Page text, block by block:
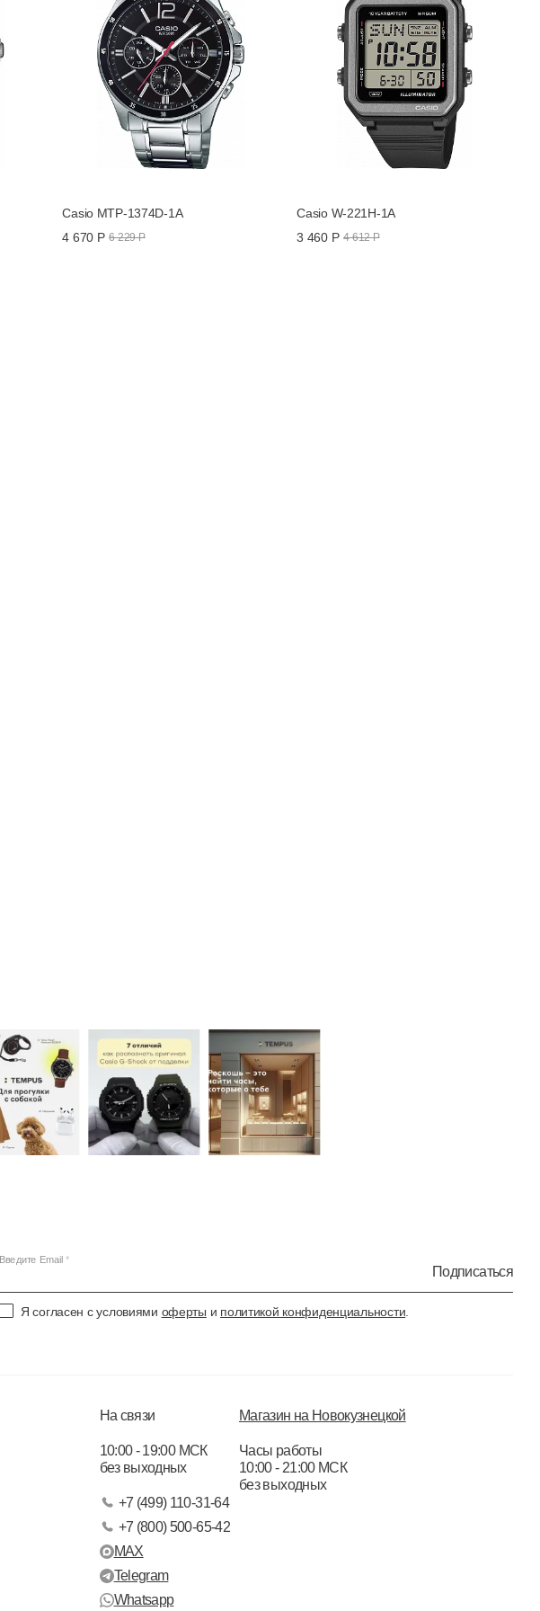
Casio MTP-1374D-1A
4 670 Р 6 229 Р
Casio W-221H-1A
3 460 Р 4 612 Р
Введите Email
Подписаться
Я согласен с условиями оферты и политикой конфиденциальности.
На связи
10:00 - 19:00 МСК
без выходных
+7 (499) 110-31-64
+7 (800) 500-65-42
MAX
Telegram
Whatsapp
Магазин на Новокузнецкой
Часы работы
10:00 - 21:00 МСК
без выходных